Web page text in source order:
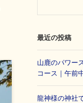
最近の投稿
山鹿のパワー
コース｜午前
龍神様の神社